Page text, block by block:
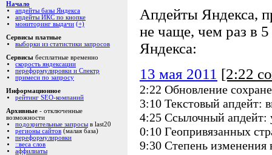
Начало
апдейты базы Яндекса
апдейты ИКС по кнопке
мониторинг выдачи (+)
Сервисы платные
выборки из статистики запросов
Сервисы бесплатные временно
скорость яндексации
переформулировки и Спектр
примеси по запросу
Информационное
рейтинг SEO-компаний
Архивные - отключенные
возможности
подозрительные запросы в last20
регионы сайтов (малая база)
переформулировки
::веса слов
аффилиаты
Апдейты Яндекса,
не чаще, чем раз в
Яндекса:
13 мая 2011 [2:22
2:22 Обновление
3:10 Текстовый апдейт:
4:25 Ссылочный апдейт:
0:10 Геопривязанных
9:30 Степень